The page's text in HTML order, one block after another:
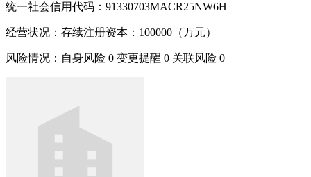
统一社会信用代码：91330703MACR25NW6H
经营状况：存续注册资本：100000（万元）
风险情况：自身风险 0 变更提醒 0 关联风险 0